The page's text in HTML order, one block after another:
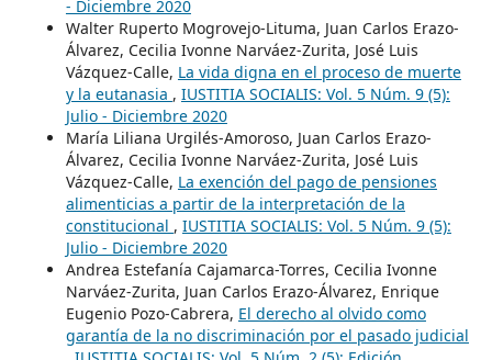
- Diciembre 2020
Walter Ruperto Mogrovejo-Lituma, Juan Carlos Erazo-
Álvarez, Cecilia Ivonne Narváez-Zurita, José Luis
Vázquez-Calle, La vida digna en el proceso de muerte
y la eutanasia , IUSTITIA SOCIALIS: Vol. 5 Núm. 9 (5):
Julio - Diciembre 2020
María Liliana Urgilés-Amoroso, Juan Carlos Erazo-
Álvarez, Cecilia Ivonne Narváez-Zurita, José Luis
Vázquez-Calle, La exención del pago de pensiones
alimenticias a partir de la interpretación de la
constitucional , IUSTITIA SOCIALIS: Vol. 5 Núm. 9 (5):
Julio - Diciembre 2020
Andrea Estefanía Cajamarca-Torres, Cecilia Ivonne
Narváez-Zurita, Juan Carlos Erazo-Álvarez, Enrique
Eugenio Pozo-Cabrera, El derecho al olvido como
garantía de la no discriminación por el pasado judicial